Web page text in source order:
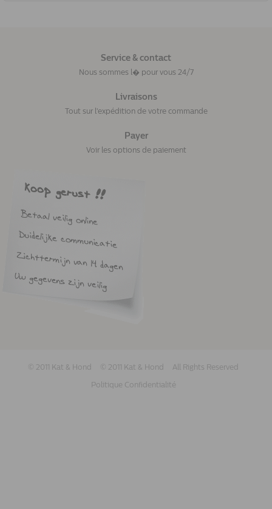
Service & contact
Nous sommes l� pour vous 24/7
Livraisons
Tout sur l'expédition de votre commande
Payer
Voir les options de paiement
© 2011 Kat & Hond © 2011 Kat & Hond All Rights Reserved
Politique Confidentialité